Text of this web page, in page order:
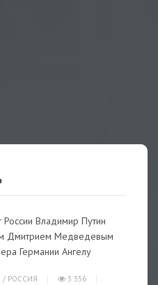
Владимир Путин
Дмитрием Медведевым
Германии Ангелу
/ РОССИЯ
3 356